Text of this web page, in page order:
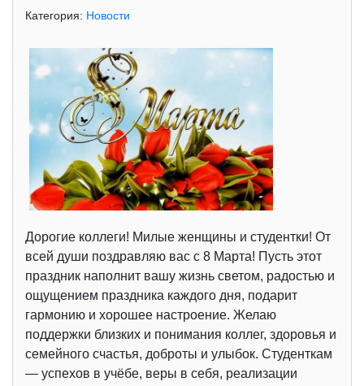
Категория: Новости
Дорогие коллеги! Милые женщины и студентки! От
всей души поздравляю вас с 8 Марта! Пусть этот
праздник наполнит вашу жизнь светом, радостью и
ощущением праздника каждого дня, подарит
гармонию и хорошее настроение. Желаю
поддержки близких и понимания коллег, здоровья и
семейного счастья, доброты и улыбок. Студенткам
— успехов в учёбе, веры в себя, реализации